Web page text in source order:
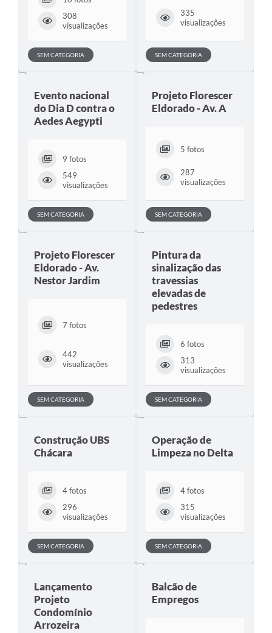
308
visualizações
SEM CATEGORIA
335
visualizações
SEM CATEGORIA
Evento nacional
do Dia D contra o
Aedes Aegypti
9 fotos
549
visualizações
SEM CATEGORIA
Projeto Florescer
Eldorado - Av. A
5 fotos
287
visualizações
SEM CATEGORIA
Projeto Florescer
Eldorado - Av.
Nestor Jardim
7 fotos
442
visualizações
SEM CATEGORIA
Pintura da
sinalização das
travessias
elevadas de
pedestres
6 fotos
313
visualizações
SEM CATEGORIA
Construção UBS
Chácara
4 fotos
296
visualizações
SEM CATEGORIA
Operação de
Limpeza no Delta
4 fotos
315
visualizações
SEM CATEGORIA
Lançamento
Projeto
Condomínio
Arrozeira
Balcão de
Empregos